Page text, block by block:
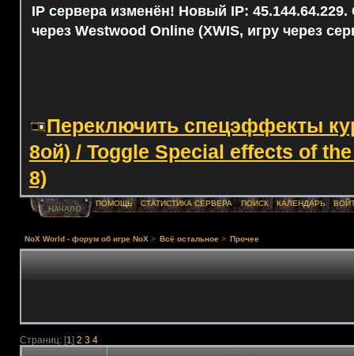
IP сервера изменён! Новый IP: 45.144.64.229.
через Westwood Online (XWIS, игру через
Переключить спецэффекты
8ой) / Toggle Special effects of
8)
НАЧАЛО
ПОМОЩЬ СТАТИСТИКА СЕРВЕРА ПОИСК КАЛЕНДАРЬ
NoX World - форум об игре NoX > Всё остальное > Прочее
Страниц: [1] 2 3 4